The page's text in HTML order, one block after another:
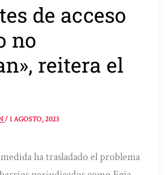
de acceso
no
reitera el
/1 AGOSTO, 2023
ha trasladado el problema